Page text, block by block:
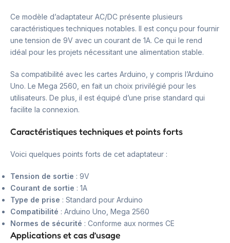
Ce modèle d’adaptateur AC/DC présente plusieurs
caractéristiques techniques notables. Il est conçu pour fournir
une tension de 9V avec un courant de 1A. Ce qui le rend
idéal pour les projets nécessitant une alimentation stable.
Sa compatibilité avec les cartes Arduino, y compris l’Arduino
Uno. Le Mega 2560, en fait un choix privilégié pour les
utilisateurs. De plus, il est équipé d’une prise standard qui
facilite la connexion.
Caractéristiques techniques et points forts
Voici quelques points forts de cet adaptateur :
Tension de sortie : 9V
Courant de sortie : 1A
Type de prise : Standard pour Arduino
Compatibilité : Arduino Uno, Mega 2560
Normes de sécurité : Conforme aux normes CE
Applications et cas d’usage